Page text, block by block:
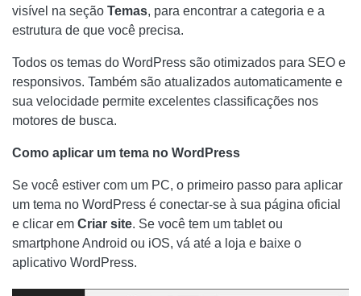
visível na seção Temas, para encontrar a categoria e a
estrutura de que você precisa.
Todos os temas do WordPress são otimizados para SEO e
responsivos. Também são atualizados automaticamente e
sua velocidade permite excelentes classificações nos
motores de busca.
Como aplicar um tema no WordPress
Se você estiver com um PC, o primeiro passo para aplicar
um tema no WordPress é conectar-se à sua página oficial
e clicar em Criar site. Se você tem um tablet ou
smartphone Android ou iOS, vá até a loja e baixe o
aplicativo WordPress.